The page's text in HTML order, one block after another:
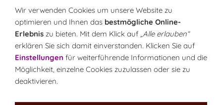
...Facebook
...Twitter
Monatsrätsel
Rätseln & Gewinnen!
Wir verwenden Cookies um unsere Website zu
optimieren und Ihnen das bestmögliche Online-
Erlebnis zu bieten. Mit dem Klick auf „Alle erlauben“
erklären Sie sich damit einverstanden. Klicken Sie auf
Einstellungen für weiterführende Informationen und die
Möglichkeit, einzelne Cookies zuzulassen oder sie zu
deaktivieren.